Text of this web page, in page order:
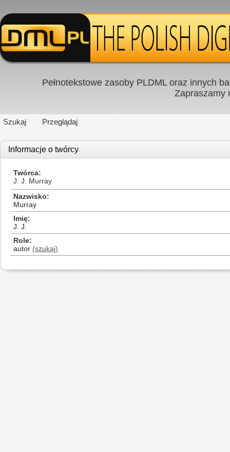
Pełnotekstowe zasoby PLDML oraz innych
Zapraszamy
Szukaj Przeglądaj
Informacje o twórcy
Twórca
J. J. Murray
Nazwisko
Murray
Imię
J. J.
Role
autor (szukaj)